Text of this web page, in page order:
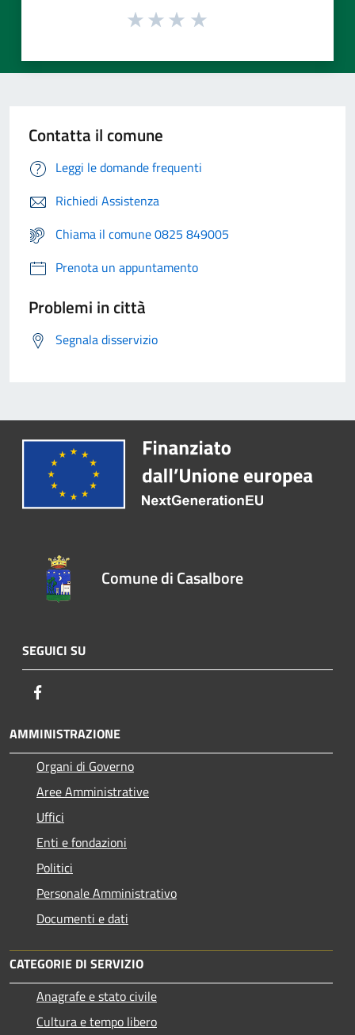
Contatta il comune
Leggi le domande frequenti
Richiedi Assistenza
Chiama il comune 0825 849005
Prenota un appuntamento
Problemi in città
Segnala disservizio
Comune di Casalbore
SEGUICI SU
AMMINISTRAZIONE
Organi di Governo
Aree Amministrative
Uffici
Enti e fondazioni
Politici
Personale Amministrativo
Documenti e dati
CATEGORIE DI SERVIZIO
Anagrafe e stato civile
Cultura e tempo libero